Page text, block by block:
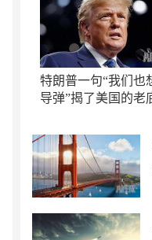
特朗普一句“我们也
导弹”揭了美国的老